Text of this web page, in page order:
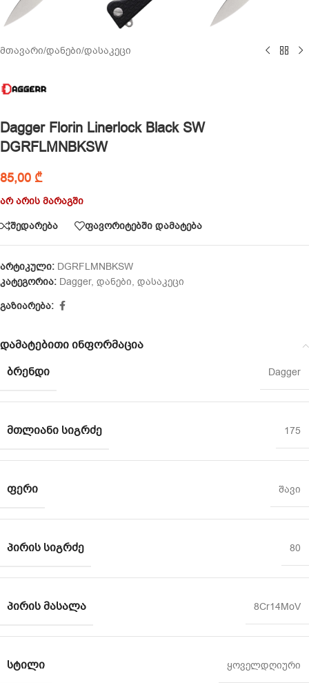
მთავარი/დანები/დასაკეცი
Dagger Florin Linerlock Black SW
DGRFLMNBKSW
85,00 ₾
არ არის მარაგში
შედარება
ფავორიტებში დამატება
არტიკული: DGRFLMNBKSW
კატეგორია: Dagger, დანები, დასაკეცი
გაზიარება:
დამატებითი ინფორმაცია
ᲑᲠᲔᲜᲓᲘ
Dagger
ᲛᲗᲚᲘᲐᲜᲘ ᲡᲘᲒᲠᲫᲔ 175
ᲤᲔᲠᲘ შავი
ᲞᲘᲠᲘᲡ ᲡᲘᲒᲠᲫᲔ 80
ᲞᲘᲠᲘᲡ ᲛᲐᲡᲐᲚᲐ 8Cr14MoV
ᲡᲢᲘᲚᲘ ყოველდღიური